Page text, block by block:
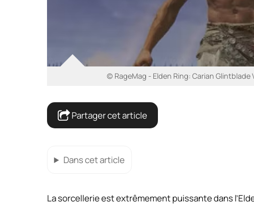
© RageMag - Elden Ring: Carian
Partager cet article
Dans cet article
La sorcellerie est extrêmement puissante dans